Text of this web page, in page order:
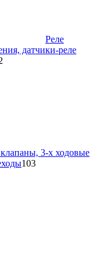
Реле
датчики-реле
3-х ходовые
103103